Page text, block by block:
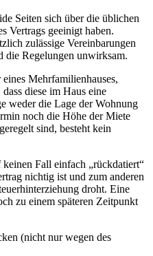
Seiten sich über die üblichen
Vertrags geeinigt haben.
zulässige Vereinbarungen
die Regelungen unwirksam.
Mehrfamilienhauses,
diese im Haus eine
weder die Lage der Wohnung
noch die Höhe der Miete
sind, besteht kein
Fall einfach „rückdatiert“
nichtig ist und zum anderen
droht. Eine
zu einem späteren Zeitpunkt
(nicht nur wegen des